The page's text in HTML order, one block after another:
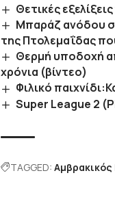
Θετικές
Μπαράζ ανόδου
της Πτολεμαΐδας
Θερμή υποδοχή
χρόνια (βίντεο)
Φιλικό
Super League 2
TAGGED: Αμβρακικός